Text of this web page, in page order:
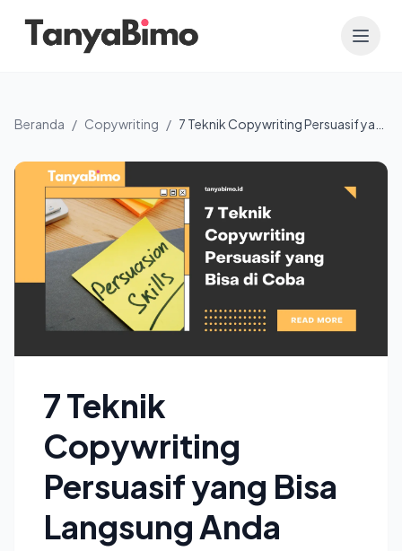
Beranda / Copywriting /
7 Teknik
Copywriting
Persuasif yang Bisa
Langsung Anda